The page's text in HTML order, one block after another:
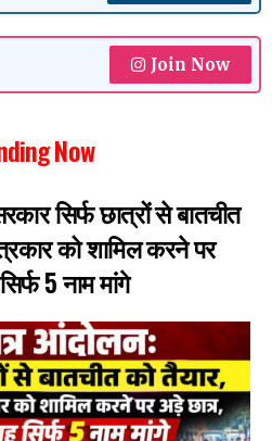
Join Now
Now
सिर्फ छात्रों से बातचीत
को शामिल करने पर
5 नाम मांगे